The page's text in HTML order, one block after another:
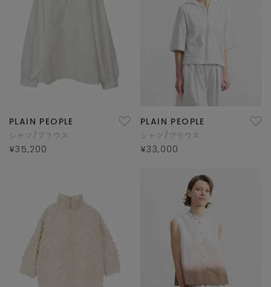
PLAIN PEOPLE
シャツ/ブラウス
¥35,200
PLAIN PEOPLE
シャツ/ブラウス
¥33,000